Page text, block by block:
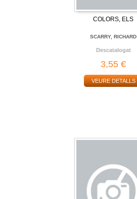
COLORS, ELS
SCARRY, RICHARD
Descatalogat
3,55 €
VEURE DETALLS